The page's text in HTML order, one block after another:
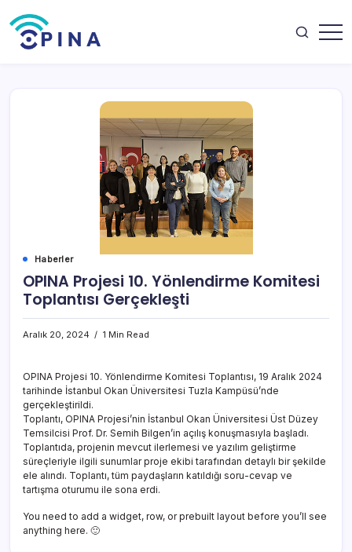
to
content
Haberler
OPINA Projesi 10. Yönlendirme Komitesi
Toplantısı Gerçekleşti
Aralık 20, 2024 1 Min Read
OPINA Projesi 10. Yönlendirme Komitesi Toplantısı, 19 Aralık 2024
tarihinde İstanbul Okan Üniversitesi Tuzla Kampüsü’nde
gerçekleştirildi.
Toplantı, OPINA Projesi’nin İstanbul Okan Üniversitesi Üst Düzey
Temsilcisi Prof. Dr. Semih Bilgen’in açılış konuşmasıyla başladı.
Toplantıda, projenin mevcut ilerlemesi ve yazılım geliştirme
süreçleriyle ilgili sunumlar proje ekibi tarafından detaylı bir şekilde
ele alındı. Toplantı, tüm paydaşların katıldığı soru-cevap ve
tartışma oturumu ile sona erdi.
You need to add a widget, row, or prebuilt layout before you’ll see
anything here. 🙂